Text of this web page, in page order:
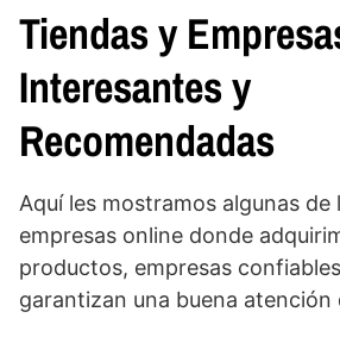
Tiendas y
Interesantes y
Recomendadas
Aquí les mostramos algunas de
empresas online donde
productos, empresas
garantizan una buena atención